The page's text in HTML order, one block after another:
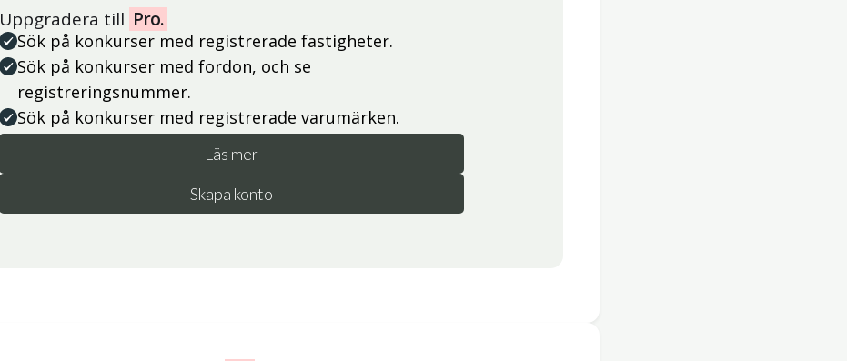
Uppgradera till Pro.
Sök på konkurser med registrerade fastigheter.
Sök på konkurser med fordon, och se
registreringsnummer.
Sök på konkurser med registrerade varumärken.
Läs mer
Skapa konto